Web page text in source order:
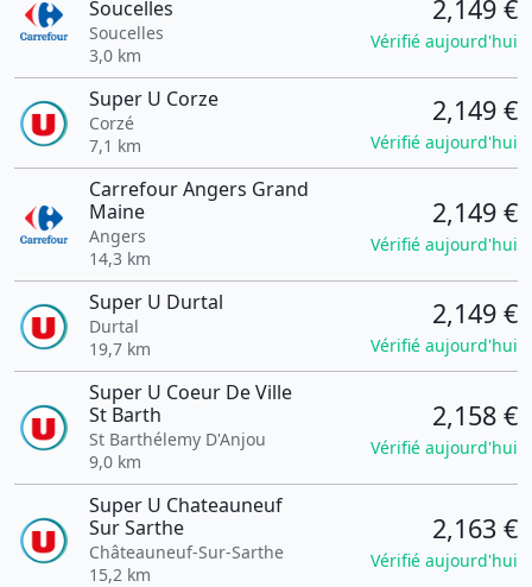
Soucelles
Soucelles
3,0 km
2,149 €
Vérifié aujourd'hui
Super U Corze
Corzé
7,1 km
2,149 €
Vérifié aujourd'hui
Carrefour Angers Grand
Maine
Angers
14,3 km
2,149 €
Vérifié aujourd'hui
Super U Durtal
Durtal
19,7 km
2,149 €
Vérifié aujourd'hui
Super U Coeur De Ville
St Barth
St Barthélemy D'Anjou
9,0 km
2,158 €
Vérifié aujourd'hui
Super U Chateauneuf
Sur Sarthe
Châteauneuf-Sur-Sarthe
15,2 km
2,163 €
Vérifié aujourd'hui